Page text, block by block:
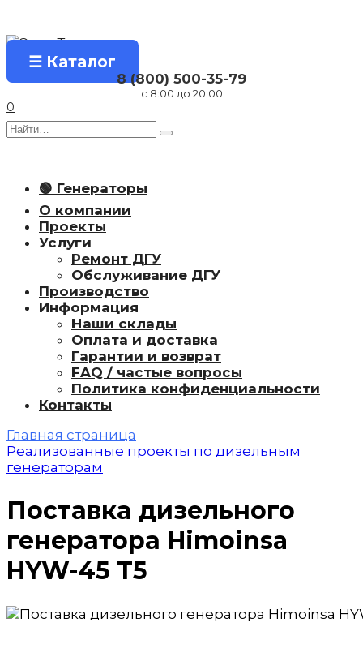
содержанию
☰ Каталог
8 (800) 500-35-79
с 8:00 до 20:00
0
Search
for:
🟢 Генераторы
О компании
Проекты
Услуги
Ремонт ДГУ
Обслуживание ДГУ
Производство
Информация
Наши склады
Оплата и доставка
Гарантии и возврат
FAQ / частые вопросы
Политика конфиденциальности
Контакты
Главная страница
Реализованные проекты по дизельным
генераторам
Поставка дизельного
генератора Himoinsa
HYW-45 T5